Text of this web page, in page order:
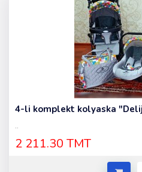
4-li komplekt kolyaska
..
2 211.30 TMT